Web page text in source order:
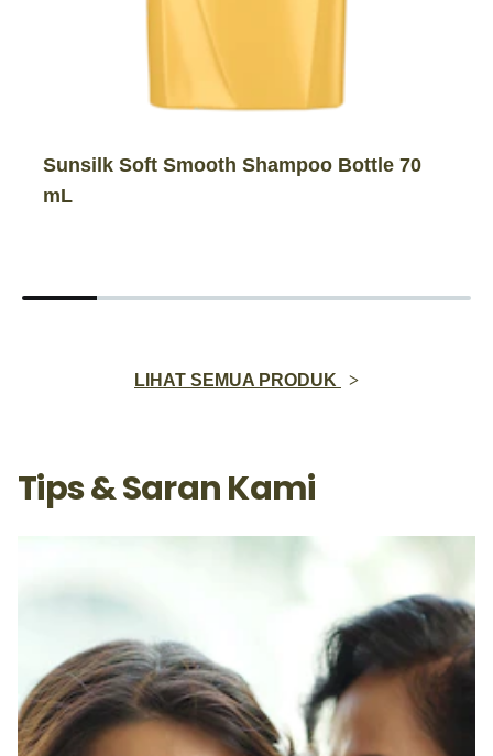
Sunsilk Soft Smooth Shampoo Bottle 70
mL
LIHAT SEMUA PRODUK
Tips & Saran Kami